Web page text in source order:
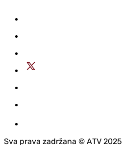
Sva prava zadržana © АTV 2025